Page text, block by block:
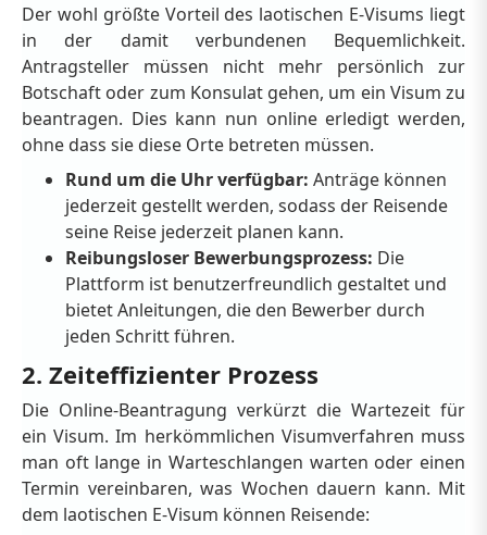
Der wohl größte Vorteil des laotischen E-Visums liegt
in der damit verbundenen Bequemlichkeit.
Antragsteller müssen nicht mehr persönlich zur
Botschaft oder zum Konsulat gehen, um ein Visum zu
beantragen. Dies kann nun online erledigt werden,
ohne dass sie diese Orte betreten müssen.
Rund um die Uhr verfügbar: Anträge können
jederzeit gestellt werden, sodass der Reisende
seine Reise jederzeit planen kann.
Reibungsloser Bewerbungsprozess: Die
Plattform ist benutzerfreundlich gestaltet und
bietet Anleitungen, die den Bewerber durch
jeden Schritt führen.
2. Zeiteffizienter Prozess
Die Online-Beantragung verkürzt die Wartezeit für
ein Visum. Im herkömmlichen Visumverfahren muss
man oft lange in Warteschlangen warten oder einen
Termin vereinbaren, was Wochen dauern kann. Mit
dem laotischen E-Visum können Reisende: